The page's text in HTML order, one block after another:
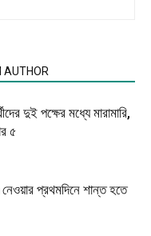
AUTHOR
দুই পক্ষের মধ্যে মারামারি,
৫
নেওয়ার প্রথমদিনে শান্ত হতে